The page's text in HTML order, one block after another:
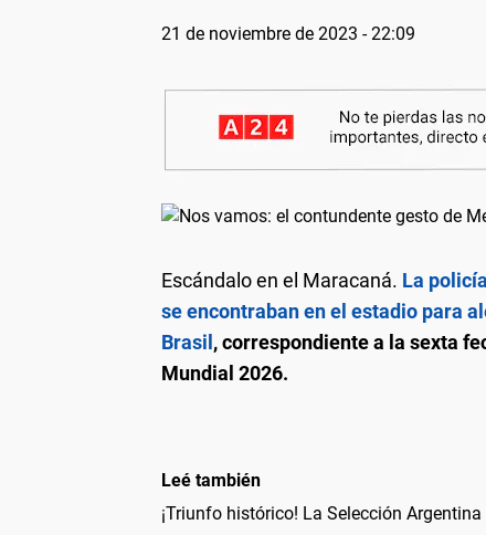
21 de noviembre de 2023 - 22:09
Escándalo en el Maracaná. La
se encontraban en el estadio para
Brasil, correspondiente a la sexta
Mundial 2026.
Leé también
¡Triunfo histórico! La Selección